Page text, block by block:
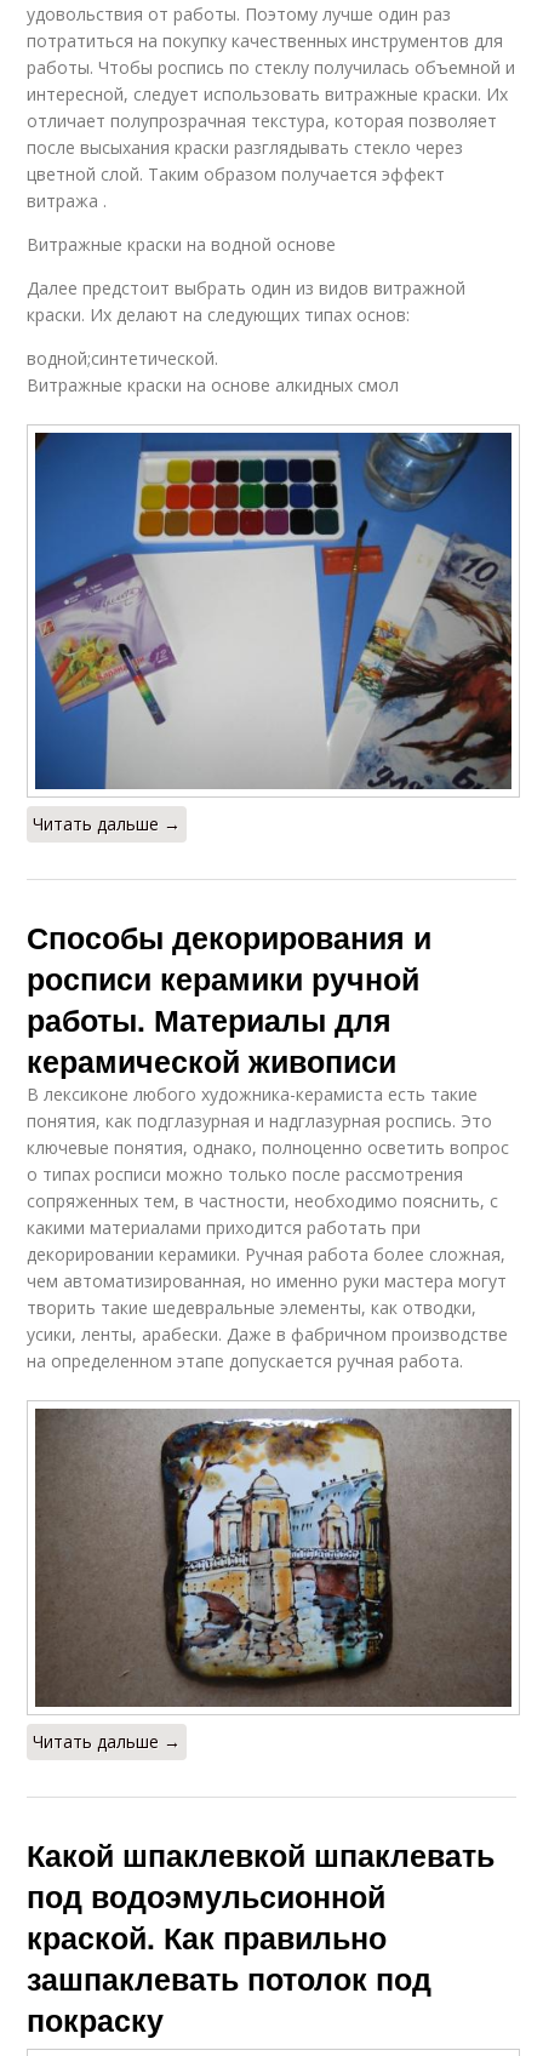
удовольствия от работы. Поэтому лучше один раз
потратиться на покупку качественных инструментов для
работы. Чтобы роспись по стеклу получилась объемной и
интересной, следует использовать витражные краски. Их
отличает полупрозрачная текстура, которая позволяет
после высыхания краски разглядывать стекло через
цветной слой. Таким образом получается эффект
витража .
Витражные краски на водной основе
Далее предстоит выбрать один из видов витражной
краски. Их делают на следующих типах основ:
водной;синтетической.
Витражные краски на основе алкидных смол
Читать дальше →
Способы декорирования и
росписи керамики ручной
работы. Материалы для
керамической живописи
В лексиконе любого художника-керамиста есть такие
понятия, как подглазурная и надглазурная роспись. Это
ключевые понятия, однако, полноценно осветить вопрос
о типах росписи можно только после рассмотрения
сопряженных тем, в частности, необходимо пояснить, с
какими материалами приходится работать при
декорировании керамики. Ручная работа более сложная,
чем автоматизированная, но именно руки мастера могут
творить такие шедевральные элементы, как отводки,
усики, ленты, арабески. Даже в фабричном производстве
на определенном этапе допускается ручная работа.
Читать дальше →
Какой шпаклевкой шпаклевать
под водоэмульсионной
краской. Как правильно
зашпаклевать потолок под
покраску